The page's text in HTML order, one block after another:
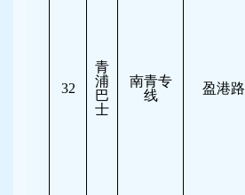
32
青
浦
巴
士
南青专
线
盈港路